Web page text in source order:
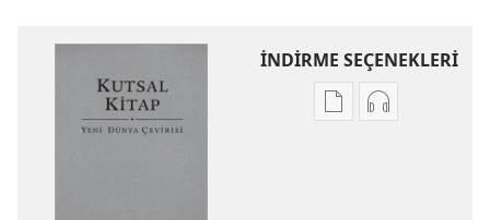
İNDİRME SEÇENEKLERİ
DijitalSes